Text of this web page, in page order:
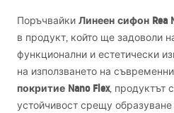
Поръчвайки Линеен сифон Rea
в продукт, който ще задоволи
функционални и естетически
на използването на
покритие Nano Flex, продуктът
устойчивост срещу образуване